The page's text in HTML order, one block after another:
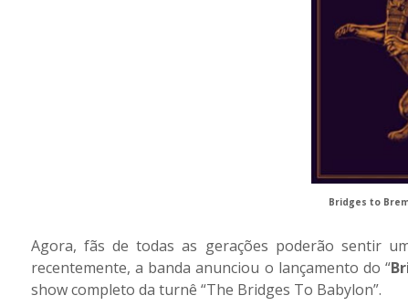
Bridges to
Agora, fãs de todas as gerações poderão sentir
recentemente, a banda anunciou o lançamento do “
show completo da turnê “The Bridges To Babylon”.